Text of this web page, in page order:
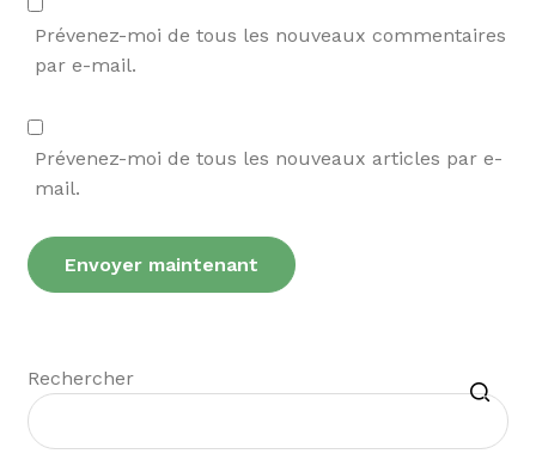
Prévenez-moi de tous les nouveaux commentaires
par e-mail.
Prévenez-moi de tous les nouveaux articles par e-
mail.
Rechercher
Recherche